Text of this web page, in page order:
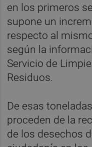
en los primeros
supone un
respecto al
según la
Servicio de
Residuos.
De esas
proceden de la
de los desechos